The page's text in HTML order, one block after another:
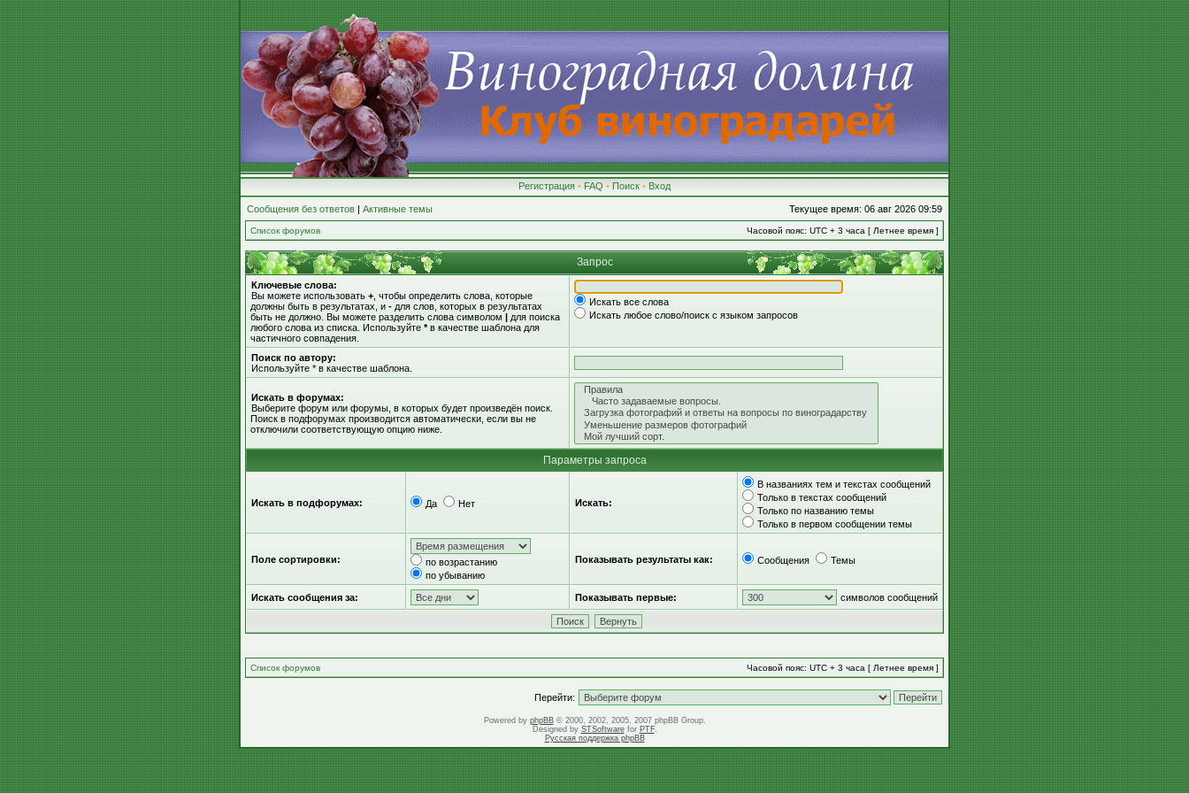
Регистрация • FAQ • Поиск • Вход
Сообщения без ответов | Активные темы Текущее время: 06 авг 2026 09:59
Список форумов Часовой пояс: UTC + 3 часа [ Летнее время ]
Запрос
Ключевые слова:
Вы можете использовать + , чтобы определить слова, которые
должны быть в результатах, и - для слов, которых в результатах
быть не должно. Вы можете разделить слова символом | для поиска
любого слова из списка. Используйте *в качестве шаблона для
частичного совпадения.
Искать все слова
Искать любое слово/поиск с языком запросов
Поиск по автору:
Используйте * в качестве шаблона.
Искать в форумах:
Выберите форум или форумы, в которых будет произведён поиск.
Поиск в подфорумах производится автоматически, если вы не
отключили соответствующую опцию ниже.
Параметры запроса
Искать в подфорумах: Да Нет Искать:
В названиях тем и текстах сообщений
Только в текстах сообщений
Только по названию темы
Только в первом сообщении темы
Поле сортировки:
по возрастанию
по убыванию
Показывать результаты как: Сообщения Темы
Искать сообщения за: Показывать первые: символов сообщений
Список форумов Часовой пояс: UTC + 3 часа [ Летнее время ]
Перейти:
Powered by phpBB© 2000, 2002, 2005, 2007 phpBB Group.
Designed by STSoftwarefor PTF.
Русская поддержка phpBB